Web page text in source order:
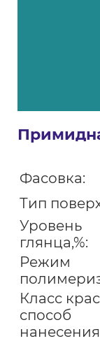
Фасовка:
Тип
Уровень
глянца,%:
Режим
Класс
способ